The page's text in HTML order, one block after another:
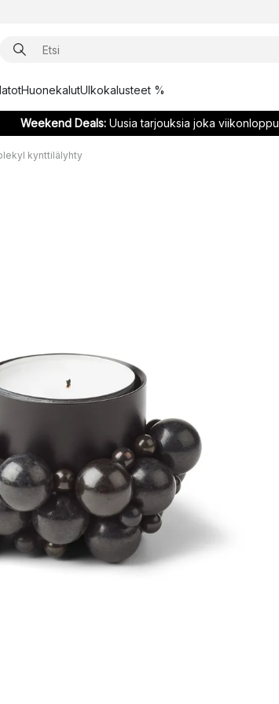
HuonekalutUlkokalusteet %
Weekend Deals:Uusia tarjouksia joka viikonloppu
kynttilälyhty